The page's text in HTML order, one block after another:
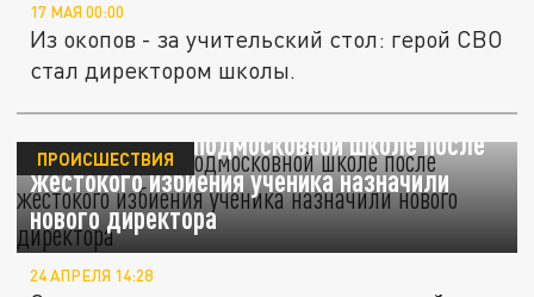
17 МАЯ 00:00
Из окопов - за учительский стол: герой СВО
стал директором школы.
В скандальной подмосковной школе после
жестокого избиения ученика назначили
нового директора
ПРОИСШЕСТВИЯ
24 АПРЕЛЯ 14:28